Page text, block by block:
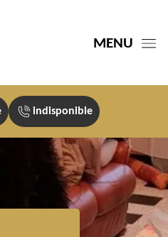
MENU
indisponible